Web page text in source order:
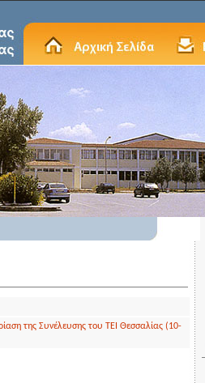
της Συνέλευσης του ΤΕΙ Θεσσαλίας (10-